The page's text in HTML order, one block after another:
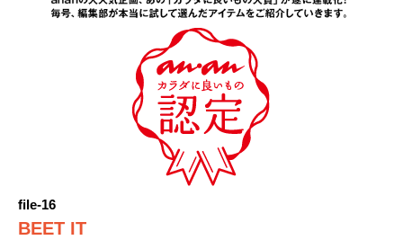
file-16
BEET IT